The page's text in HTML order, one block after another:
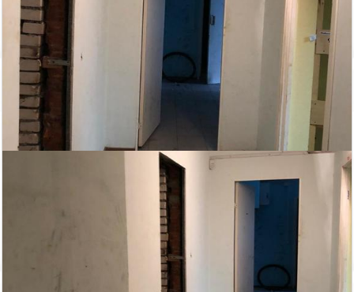
70 000
руб/мес. 89 м руб/мес.
26-я Линия, 7
Аренда магазина